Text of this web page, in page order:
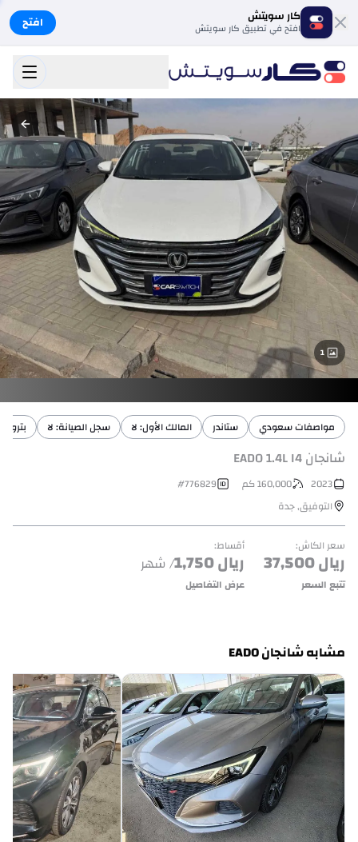
كار سويتش
افتح في تطبيق كار سويتش افتح
1
مواصفات سعودي ستاندر المالك الأول: لا سجل الصيانة: لا بترول
شانجان EADO 1.4L I4
2023
160,000كم #776829
التوفيق,جدة
سعر الكاش:
ريال37,500
تتبع السعر
أقساط:
ريال1,750/ شهر
عرض التفاصيل
مشابه شانجان EADO